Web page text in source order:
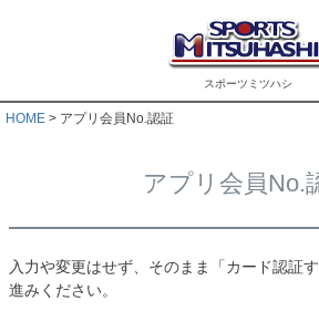
スポーツミツハシ
HOME アプリ会員No.認証
アプリ会員No.
入力や変更はせず、そのまま「カード認証
進みください。